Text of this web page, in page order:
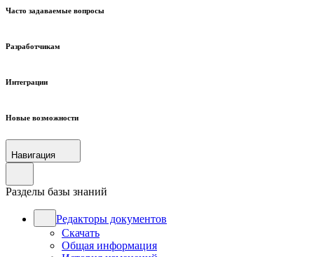
Часто задаваемые вопросы
Разработчикам
Интеграции
Новые возможности
Навигация
Разделы базы знаний
Редакторы документов
Скачать
Общая информация